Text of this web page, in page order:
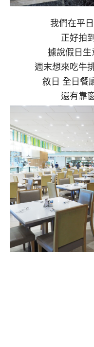
我們在平
正好拍
據說假日
週末想來吃牛
敘日 全日餐
還有靠